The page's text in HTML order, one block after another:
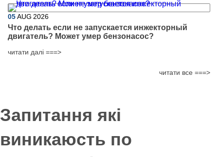
05AUG 2026
Что делать если не запускается инжекторный
двигатель? Может умер бензонасос?
читати далі ===>
читати все ===>
Запитання які
виникаюсть по